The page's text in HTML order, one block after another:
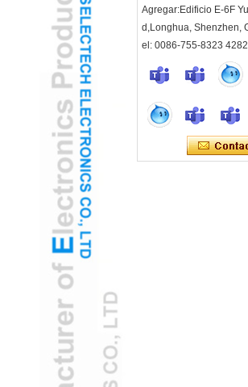
La tecnología de
generación combina
conveniencia
2022 zarpa con el
# 2022 # zarpa con el
Año Nuevo, el equipo
agradece su apoyo en
Pediatric Ent adopta la
con oído USB
Agregar:Edificio E-6F
d,Longhua, Shenzhen,
el: 0086-755-8323 4282